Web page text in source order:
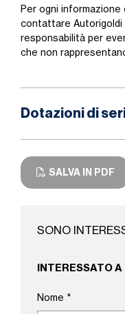
Per ogni
contattare Autorigoldi
responsabilità per
che non
Dotazioni di
SALVA IN PDF
SONO
INTERESSATO A
Nome *